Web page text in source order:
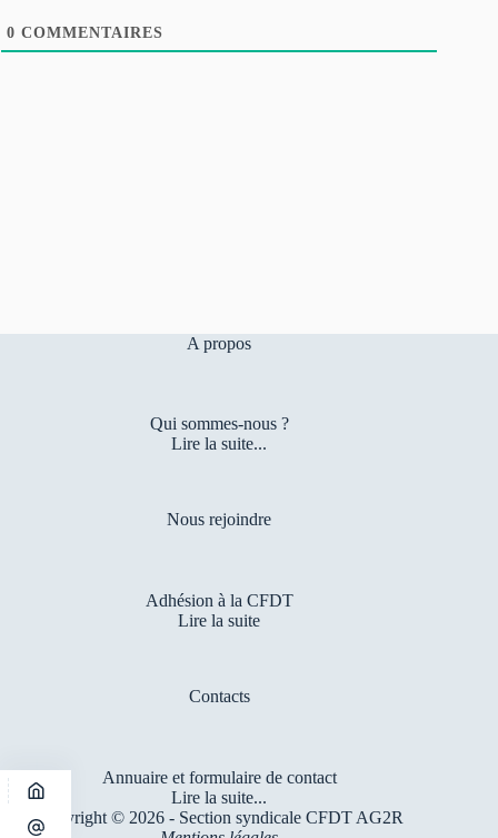
0 COMMENTAIRES
A propos
Qui sommes-nous ?
Lire la suite...
Nous rejoindre
Adhésion à la CFDT
Lire la suite
Contacts
Annuaire et formulaire de contact
Lire la suite...
Copyright © 2026 - Section syndicale CFDT AG2R